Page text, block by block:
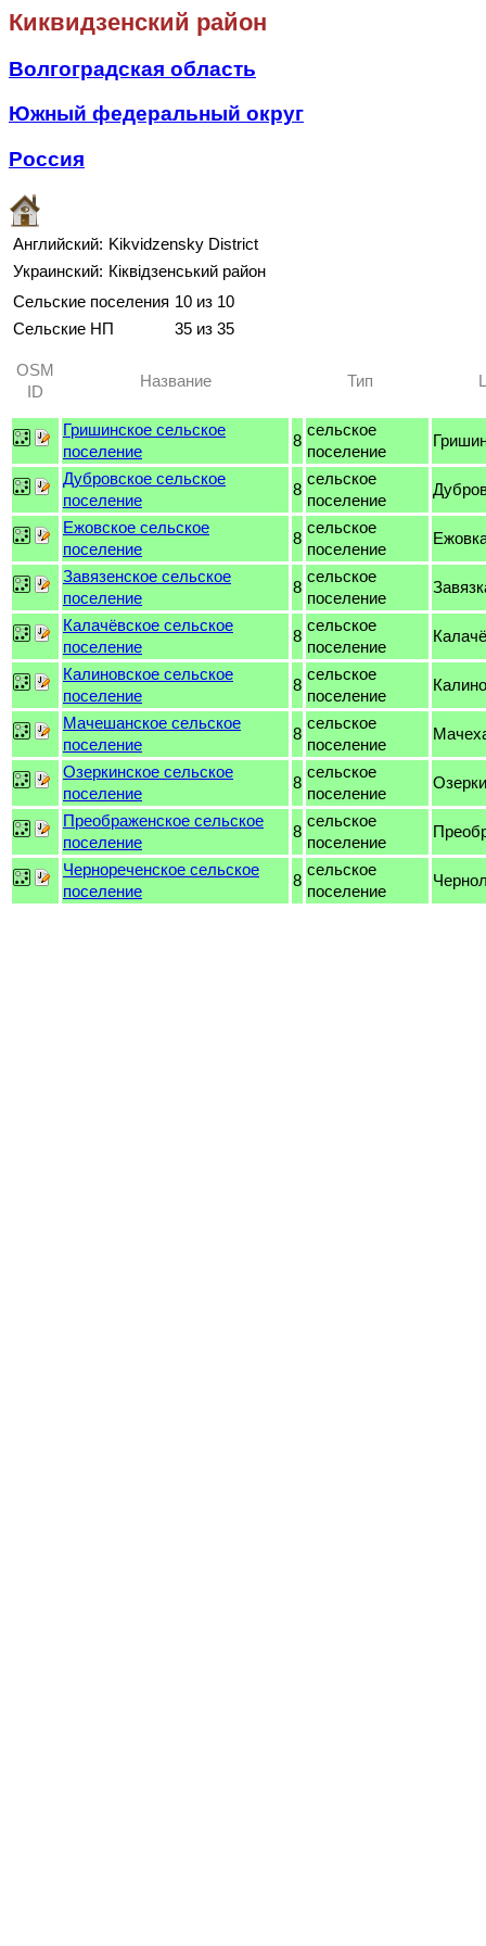
Киквидзенский район
Волгоградская область
Южный федеральный округ
Россия
Английский: Kikvidzensky District
Украинский: Кіквідзенський район
Сельские поселения 10 из 10
Сельские НП
35 из 35
OSM
ID
Название Тип
Гришинское сельское
поселение
8
сельское
поселение
Дубровское сельское
поселение
8
сельское
поселение
Ежовское сельское
поселение
8
сельское
поселение
Завязенское сельское
поселение
8
сельское
поселение
Калачёвское сельское
поселение
8
сельское
поселение
Калиновское сельское
поселение
8
сельское
поселение
Мачешанское сельское
поселение
8
сельское
поселение
Озеркинское сельское
поселение
8
сельское
поселение
Озерки
Преображенское сельское
поселение
8
сельское
поселение
Чернореченское сельское
поселение
8
сельское
поселение